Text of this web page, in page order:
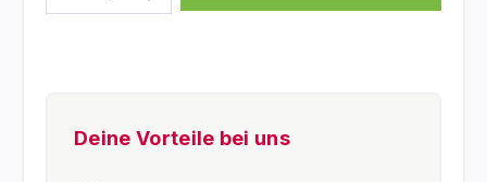
Deine Vorteile bei uns